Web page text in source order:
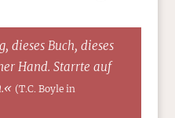
dieses Buch, dieses
Hand. Starrte auf
(T.C. Boyle in